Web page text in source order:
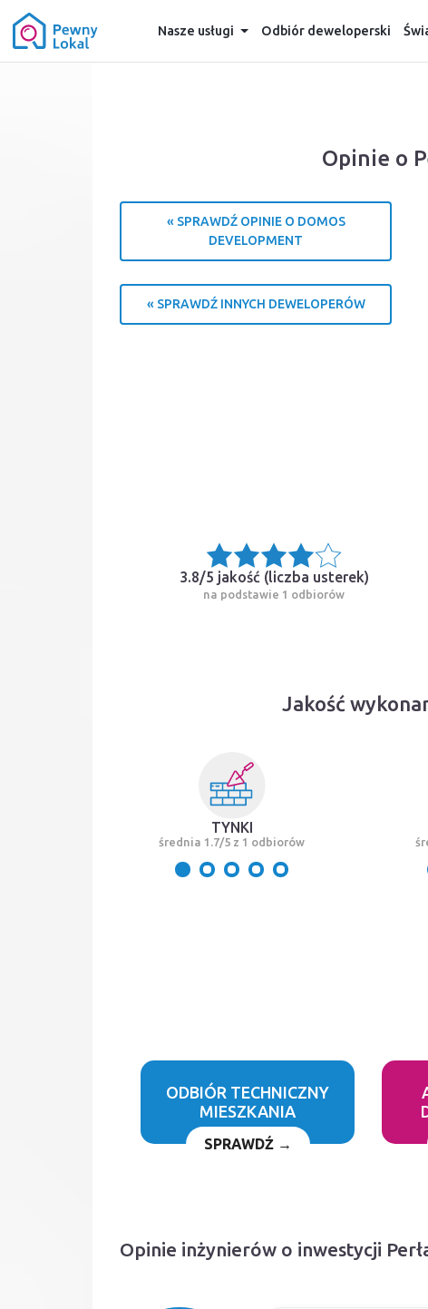
Nasze usługi Odbiór deweloperski
Opinie o
« SPRAWDŹ OPINIE O DOMOS
DEVELOPMENT
« SPRAWDŹ INNYCH DEWELOPERÓW
3.8/5 jakość (liczba usterek)
na podstawie 1 odbiorów
Jakość
TYNKI
średnia 1.7/5 z 1 odbiorów
ODBIÓR TECHNICZNY
MIESZKANIA
SPRAWDŹ →
Opinie inżynierów o inwestycji